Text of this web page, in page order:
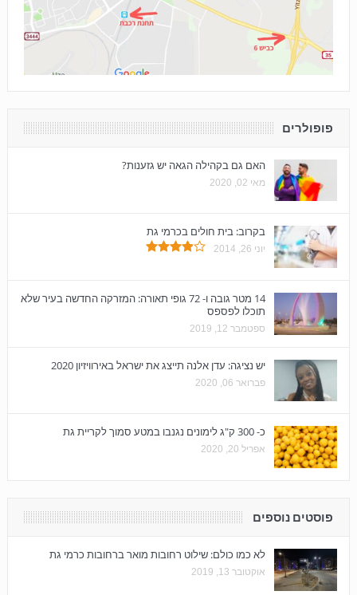
פופולרים
האם גם בקהילה הגאה יש גזענות?
מאי 02, 2020
בקרוב: בית חולים בכרמי גת
יוני 26, 2014
14 מטר גובה ו- 72 גופי תאורה: המזרקה החדשה בעיר שלא
תוכלו לפספס
ספטמבר 12, 2019
יש נציגה: עדן אלנה תייצג את ישראל באירוויזיון 2020
פברואר 06, 2020
כ- 300 ק"ג לימונים נגנבו במטע סמוך לקריית גת
אפריל 20, 2020
פוסטים נוספים
לא כמו כולם: שילוט רחובות מואר ברחובות כרמי גת
אוקטובר 13, 2019